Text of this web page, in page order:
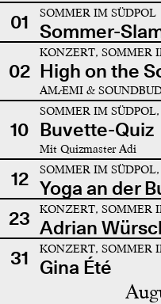
01 SOMMER IM SÜDPOL
Sommer-
02
KONZERT, SOMMER
High on the
AMÆMI &
10
SOMMER IM
Buvette-Quiz
Mit Quizmaster Adi
12 SOMMER IM
Yoga an der
23
KONZERT, SOMMER
Adrian
31
KONZERT, SOMMER
Gina Été